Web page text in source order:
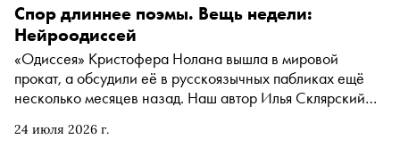
24 июля 2026 г.
Спор длиннее поэмы. Вещь недели:
Нейроодиссей
«Одиссея» Кристофера Нолана вышла в мировой
прокат, а обсудили её в русскоязычных пабликах ещё
несколько месяцев назад. Наш автор Илья Склярский
кожи Лупиты Нионго, откуда взялся слух про Эллиота